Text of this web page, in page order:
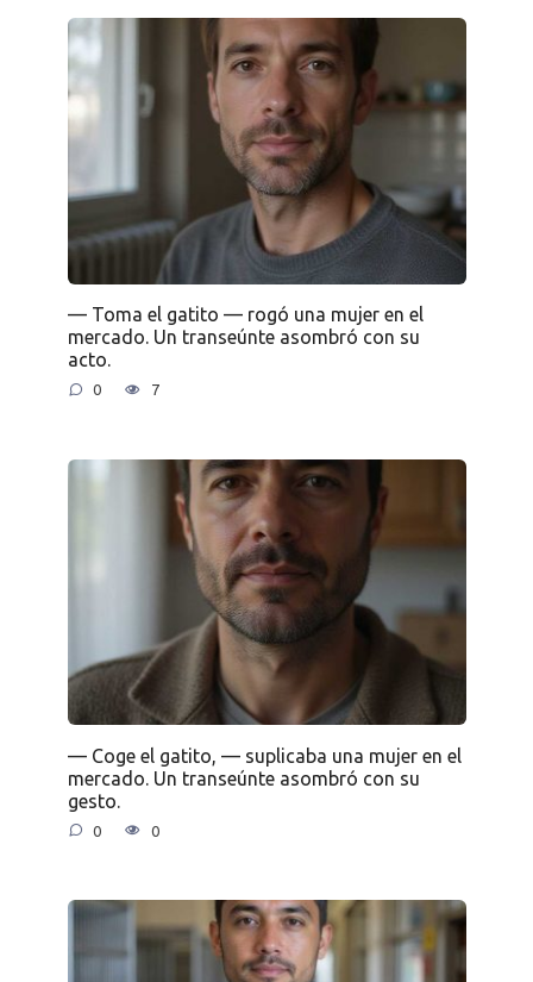
— Toma el gatito — rogó una mujer en el
mercado. Un transeúnte asombró con su
acto.
0 7
— Coge el gatito, — suplicaba una mujer en el
mercado. Un transeúnte asombró con su
gesto.
0 0